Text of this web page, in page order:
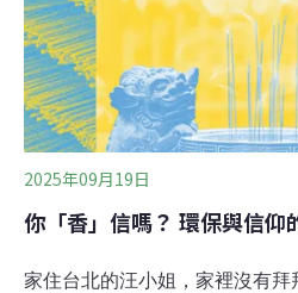
一代人的香火日常2015年龍山
一爐一香。2017年，三座香爐
民眾一人一炷香，並使用最好
法。當年還是大學生的John（
火漸減的過程。「我覺得（減
進步」。John已經不相信老一
2025年09月19日
你「香」信嗎？ 環保與信仰
家住台北的汪小姐，家裡沒有